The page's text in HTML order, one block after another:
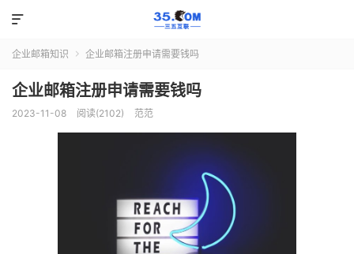

企业邮箱知识  企业邮箱注册申请需要钱吗
企业邮箱注册申请需要钱吗
2023-11-08 阅读(2102) 范范